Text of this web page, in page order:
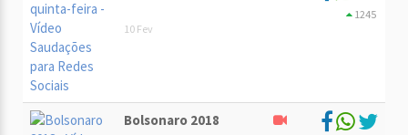
10 Fev
1245
Bolsonaro 2018